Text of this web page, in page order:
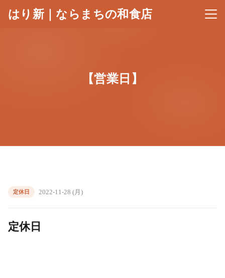
はり新｜ならまちの和食店 メニ
【営業日】
定休日 2022-11-28 (月)
定休日